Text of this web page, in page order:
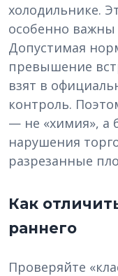
холодильнике.
особенно
Допустимая
превышение
взят в
контроль.
— не «химия», а
нарушения
разрезанные
Как
раннего
Проверяйте